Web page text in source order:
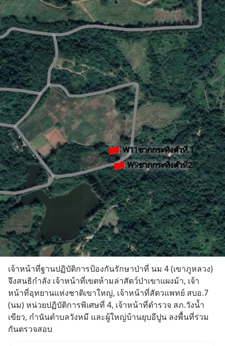
เจ้าหน้าที่ฐานปฏิบัติการป้องกันรักษาป่าที่ นม 4 (เขาภูหลวง)
จึงสนธิกำลัง เจ้าหน้าที่เขตห้ามล่าสัตว์ป่าเขาแผงม้า, เจ้า
หน้าที่อุทยานแห่งชาติเขาใหญ่, เจ้าหน้าที่สัตวแพทย์ สบอ.7
(นม) หน่วยปฏิบัติการพิเศษที่ 4, เจ้าหน้าที่ตำรวจ สภ.วังน้ำ
เขียว, กำนันตำบลวังหมี และผู้ใหญ่บ้านยุบอีปูน ลงพื้นที่ร่วม
กันตรวจสอบ